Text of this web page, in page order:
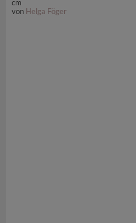
cm
von Helga Föger